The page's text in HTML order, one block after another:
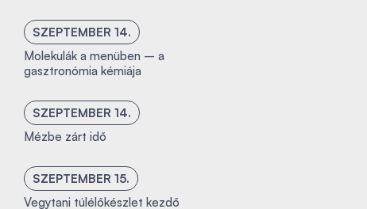
SZEPTEMBER 14.
Molekulák a menüben – a
gasztronómia kémiája
SZEPTEMBER 14.
Mézbe zárt idő
SZEPTEMBER 15.
Vegytani túlélőkészlet kezdő